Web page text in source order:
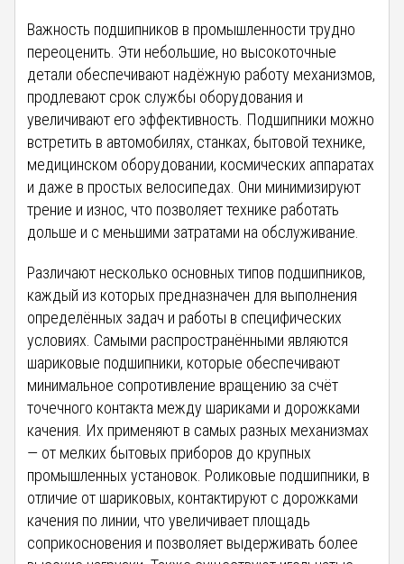
Важность подшипников в промышленности трудно
переоценить. Эти небольшие, но высокоточные
детали обеспечивают надёжную работу механизмов,
продлевают срок службы оборудования и
увеличивают его эффективность. Подшипники можно
встретить в автомобилях, станках, бытовой технике,
медицинском оборудовании, космических аппаратах
и даже в простых велосипедах. Они минимизируют
трение и износ, что позволяет технике работать
дольше и с меньшими затратами на обслуживание.
Различают несколько основных типов подшипников,
каждый из которых предназначен для выполнения
определённых задач и работы в специфических
условиях. Самыми распространёнными являются
шариковые подшипники, которые обеспечивают
минимальное сопротивление вращению за счёт
точечного контакта между шариками и дорожками
качения. Их применяют в самых разных механизмах
— от мелких бытовых приборов до крупных
промышленных установок. Роликовые подшипники, в
отличие от шариковых, контактируют с дорожками
качения по линии, что увеличивает площадь
соприкосновения и позволяет выдерживать более